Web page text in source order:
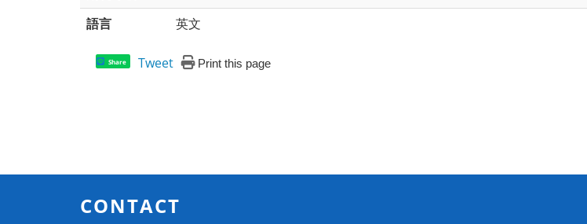
語言
英文
Share Tweet Print this page
CONTACT